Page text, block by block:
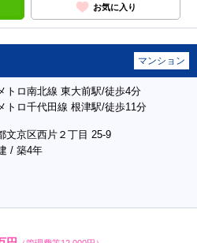
お気に入り
マンション
トロ南北線 東大前駅/徒歩4分
トロ千代田線 根津駅/徒歩11分
文京区西片２丁目 25-9
/ 築4年